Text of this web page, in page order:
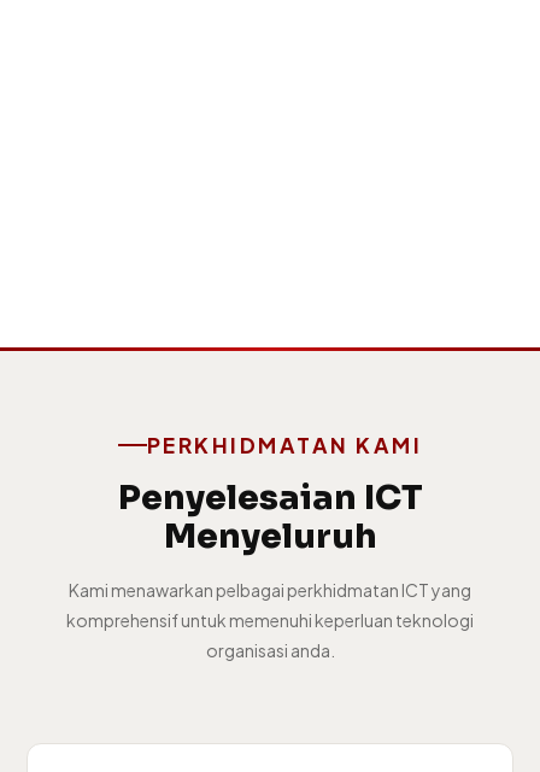
PERKHIDMATAN KAMI
Penyelesaian ICT
Menyeluruh
Kami menawarkan pelbagai perkhidmatan ICT yang
komprehensif untuk memenuhi keperluan teknologi
organisasi anda.